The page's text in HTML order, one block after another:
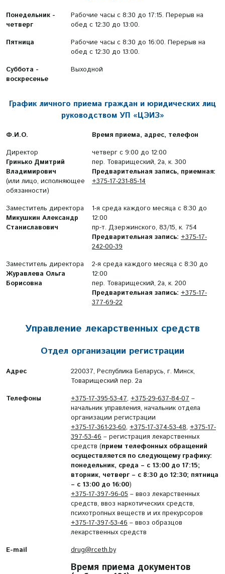
Понедельник -
четверг
Рабочие часы с 8:30 до 17:15. Перерыв на
обед с 12:30 до 13:00.
Пятница
Рабочие часы с 8:30 до 16:00. Перерыв на
обед с 12:30 до 13:00.
Суббота -
воскресенье
Выходной
График личного приема граждан и юридических лиц
руководством УП «ЦЭИЗ»
Ф.И.О.
Время приема, адрес, телефон
Директор
Гринько Дмитрий
Владимирович
(или лицо, исполняющее
обязанности)
четверг с 9:00 до 12:00
пер. Товарищеский, 2а, к. 300
Предварительная запись, приемная:
+375-17-231-85-14
Заместитель директора
Микушкин Александр
Станиславович
1-я среда каждого месяца с 8:30 до
12:00
пр-т. Дзержинского, 83/15, к. 754
Предварительная запись: +375-17-
242-00-39
Заместитель директора
Журавлева Ольга
Борисовна
2-я среда каждого месяца с 8:30 до
12:00
пер. Товарищеский, 2а, к. 200
Предварительная запись: +375-17-
377-69-22
Управление лекарственных средств
Отдел организации регистрации
Адрес
220037, Республика Беларусь, г. Минск,
Товарищеский пер. 2а
Телефоны
+375-17-395-53-47, +375-29-637-84-07 –
начальник управления, начальник отдела
организации регистрации
+375-17-361-23-60, +375-17-374-53-48, +375-17-
397-53-46 – регистрация лекарственных
средств (прием телефонных обращений
осуществляется по следующему графику:
понедельник, среда – с 13:00 до 17:15;
вторник, четверг – с 8:30 до 12:30; пятница
– с 13:00 до 16:00)
+375-17-397-96-05 – ввоз лекарственных
средств, ввоз наркотических средств,
психотропных веществ и их прекурсоров
+375-17-397-53-46 – ввоз образцов
лекарственных средств
E-mail
drug@rceth.by
Время приема документов